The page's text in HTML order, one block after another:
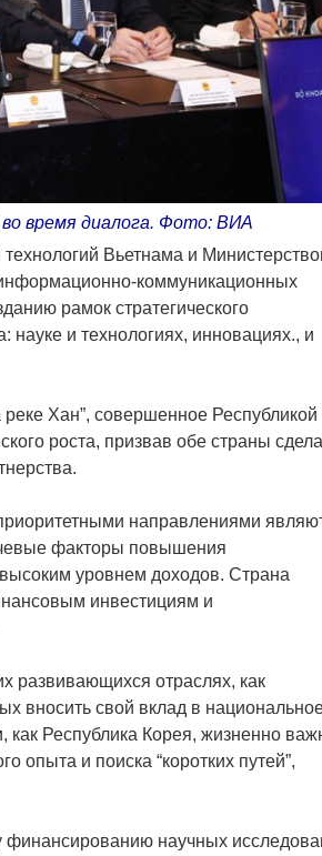
время диалога. Фото: ВИA
Вьетнама и
коммуникационных
рамок стратегического
науке и технологиях, инновациях., и
Хан”, совершенное Республикой
роста, призвав обе страны
направлениями
факторы повышения
уровнем доходов. Страна
инвестициям и
развивающихся отраслях, как
вносить свой вклад в
как Республика Корея, жизненно
опыта и поиска “коротких путей”,
финансированию научных